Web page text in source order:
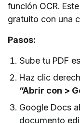
función OCR.
gratuito con una
Pasos:
Sube tu PDF
Haz clic
“Abrir con >
Google Docs
documento